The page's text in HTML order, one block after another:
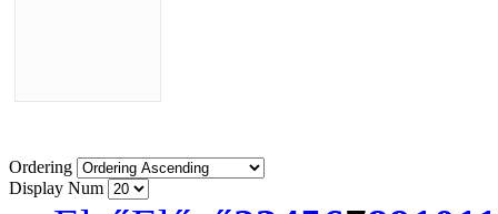
Ordering
Display Num